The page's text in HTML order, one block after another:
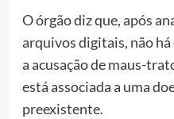
O órgão diz que, após
arquivos digitais, não
a acusação de maus-
está associada a uma
preexistente.